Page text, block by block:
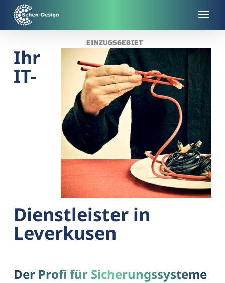
main
EINZUGSGEBIET
Ihr
IT-
Dienstleister in
Leverkusen
Der Profi für Sicherungssysteme